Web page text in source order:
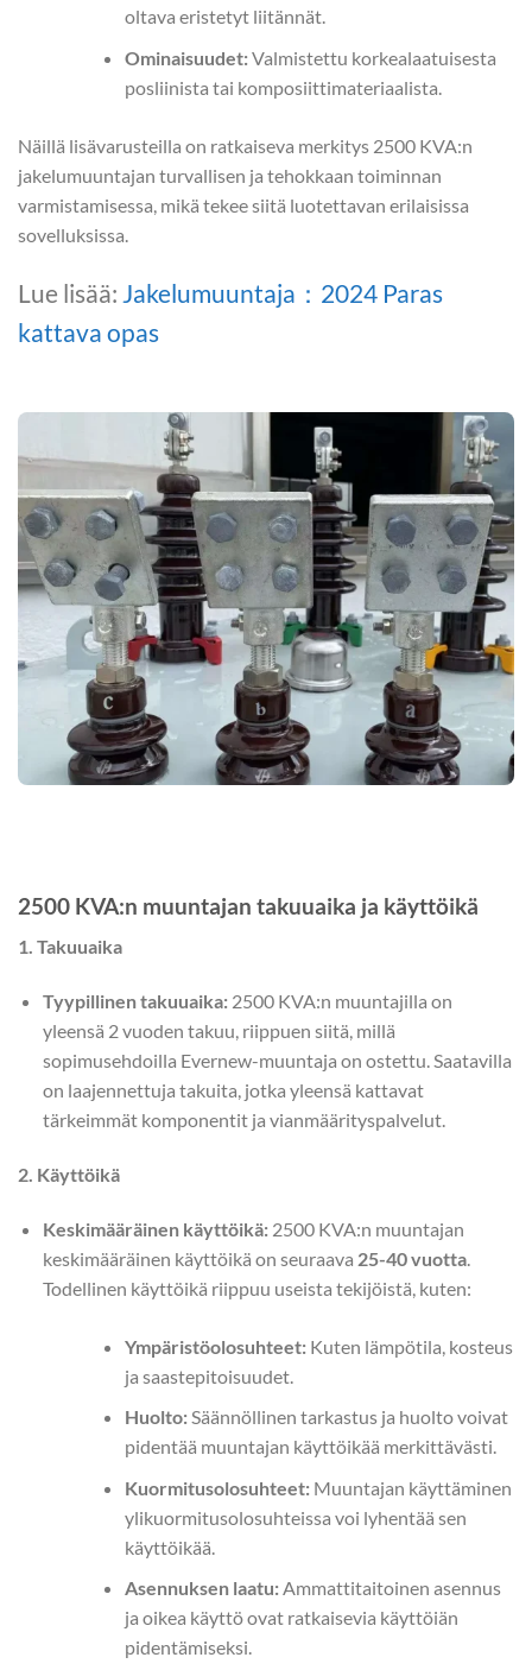
oltava eristetyt liitännät.
Ominaisuudet:Valmistettu korkealaatuisesta
posliinista tai komposiittimateriaalista.
Näillä lisävarusteilla on ratkaiseva merkitys 2500 KVA:n
jakelumuuntajan turvallisen ja tehokkaan toiminnan
varmistamisessa, mikä tekee siitä luotettavan erilaisissa
sovelluksissa.
Lue lisää: Jakelumuuntaja：2024 Paras
kattava opas
2500 KVA:n muuntajan takuuaika ja käyttöikä
1. Takuuaika
Tyypillinen takuuaika:2500 KVA:n muuntajilla on
yleensä 2 vuoden takuu, riippuen siitä, millä
sopimusehdoilla Evernew-muuntaja on ostettu. Saatavilla
on laajennettuja takuita, jotka yleensä kattavat
tärkeimmät komponentit ja vianmäärityspalvelut.
2. Käyttöikä
Keskimääräinen käyttöikä:2500 KVA:n muuntajan
keskimääräinen käyttöikä on seuraava 25-40 vuotta.
Todellinen käyttöikä riippuu useista tekijöistä, kuten:
Ympäristöolosuhteet:Kuten lämpötila, kosteus
ja saastepitoisuudet.
Huolto:Säännöllinen tarkastus ja huolto voivat
pidentää muuntajan käyttöikää merkittävästi.
Kuormitusolosuhteet:Muuntajan käyttäminen
ylikuormitusolosuhteissa voi lyhentää sen
käyttöikää.
Asennuksen laatu:Ammattitaitoinen asennus
ja oikea käyttö ovat ratkaisevia käyttöiän
pidentämiseksi.